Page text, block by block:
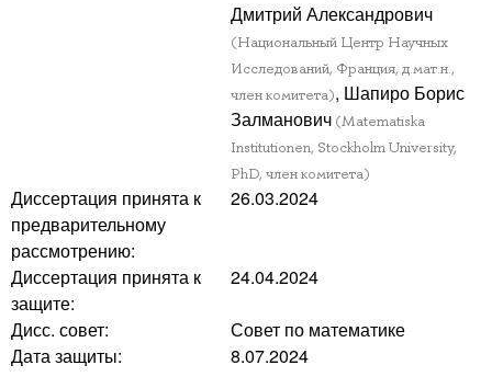
Дмитрий Александрович
(Национальный Центр Научных
Исследований, Франция, д.мат.н.,
член комитета), Шапиро Борис
Залманович (Matematiska
Institutionen, Stockholm University,
PhD, член комитета)
Диссертация принята к
предварительному
рассмотрению:
26.03.2024
Диссертация принята к
защите:
24.04.2024
Дисс. совет:
Совет по математике
Дата защиты:
8.07.2024